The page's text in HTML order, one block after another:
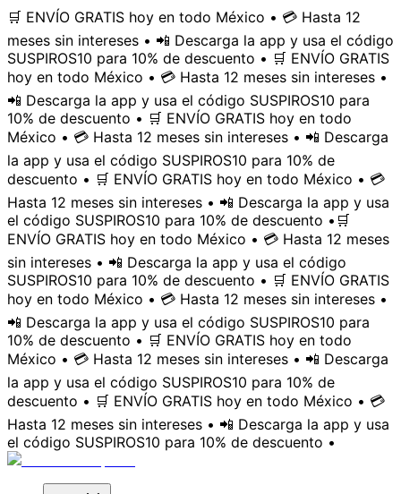
🛒 ENVÍO GRATIS hoy en todo México • 💳 Hasta 12
meses sin intereses • 📲 Descarga la app y usa el código
SUSPIROS10 para 10% de descuento • 🛒 ENVÍO GRATIS
hoy en todo México • 💳 Hasta 12 meses sin intereses •
📲 Descarga la app y usa el código SUSPIROS10 para
10% de descuento • 🛒 ENVÍO GRATIS hoy en todo
México • 💳 Hasta 12 meses sin intereses • 📲 Descarga
la app y usa el código SUSPIROS10 para 10% de
descuento • 🛒 ENVÍO GRATIS hoy en todo México • 💳
Hasta 12 meses sin intereses • 📲 Descarga la app y usa
el código SUSPIROS10 para 10% de descuento • 🛒
ENVÍO GRATIS hoy en todo México • 💳 Hasta 12 meses
sin intereses • 📲 Descarga la app y usa el código
SUSPIROS10 para 10% de descuento • 🛒 ENVÍO GRATIS
hoy en todo México • 💳 Hasta 12 meses sin intereses •
📲 Descarga la app y usa el código SUSPIROS10 para
10% de descuento • 🛒 ENVÍO GRATIS hoy en todo
México • 💳 Hasta 12 meses sin intereses • 📲 Descarga
la app y usa el código SUSPIROS10 para 10% de
descuento • 🛒 ENVÍO GRATIS hoy en todo México • 💳
Hasta 12 meses sin intereses • 📲 Descarga la app y usa
el código SUSPIROS10 para 10% de descuento •